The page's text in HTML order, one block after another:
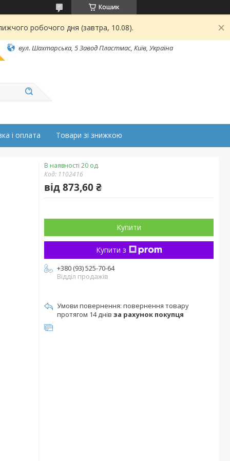
Кошик
робочого дня (завтра, 10.08).
вул. Шахтарська, 5 Завод Пластмас, Київ, Україна
і оплата Товари зі знижкою
В наявності 20 од.
Код: 1102416
від873,60 ₴
Купити
Купити з
+380 (93) 525-70-64
Відділ продажів
повернення товару
протягом 14 днів за рахунок покупця